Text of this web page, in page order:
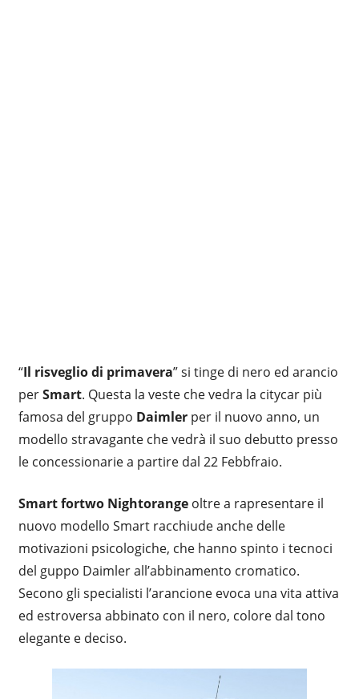
“Il risveglio di primavera” si tinge di nero ed arancio
perSmart. Questa la veste che vedra la citycar più
famosa del gruppo Daimlerper il nuovo anno, un
modello stravagante che vedrà il suo debutto presso
le concessionarie a partire dal 22 Febbfraio.
Smart fortwo Nightorangeoltre a rapresentare il
nuovo modello Smart racchiude anche delle
motivazioni psicologiche, che hanno spinto i tecnoci
del guppo Daimler all’abbinamento cromatico.
Secono gli specialisti l’arancione evoca una vita attiva
ed estroversa abbinato con il nero, colore dal tono
elegante e deciso.